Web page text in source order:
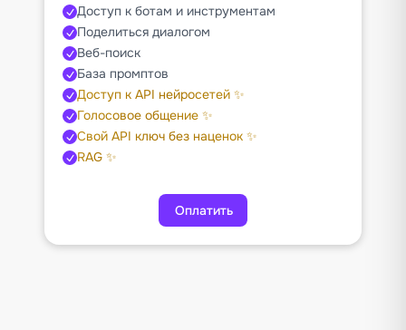
Доступ к ботам и инструментам
Поделиться диалогом
Веб-поиск
База промптов
Доступ к API нейросетей ✨
Голосовое общение ✨
Свой API ключ без наценок ✨
RAG ✨
Оплатить